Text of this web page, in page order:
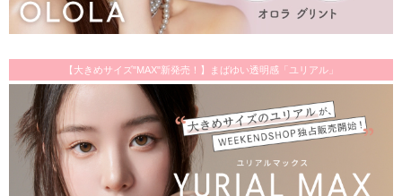
【大きめサイズ"MAX"新発売！】まばゆい透明感「ユリアル」